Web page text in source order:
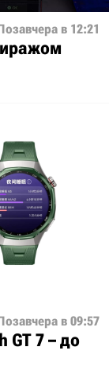
в 12:21
в 09:57
GT 7 – до